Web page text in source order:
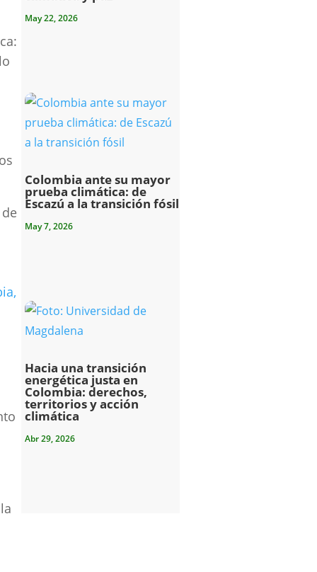
May 22, 2026
Colombia ante su mayor
prueba climática: de
Escazú a la transición fósil
May 7, 2026
Hacia una transición
energética justa en
Colombia: derechos,
territorios y acción
climática
Abr 29, 2026